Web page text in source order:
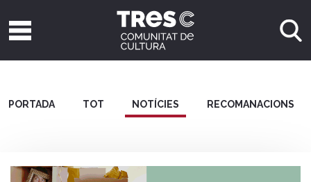
PORTADA TOT NOTÍCIES RECOMANACIONS